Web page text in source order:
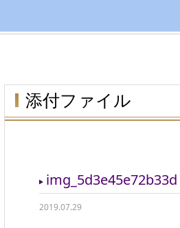
添付ファイル
img_5d3e45e72b33d
2019.07.29